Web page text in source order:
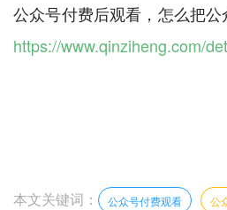
公众号付费后观看，怎么把公
https://www.qinziheng.com/
本文关键词： 公众号付费观看 公